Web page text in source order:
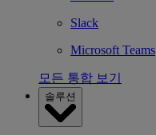
Slack
Microsoft Teams
모든 통합 보기
솔루션